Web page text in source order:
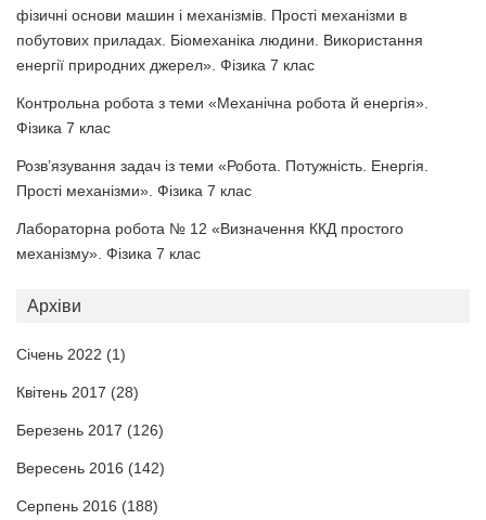
фізичні основи машин і механізмів. Прості механізми в
побутових приладах. Біомеханіка людини. Використання
енергії природних джерел». Фізика 7 клас
Контрольна робота з теми «Механічна робота й енергія».
Фізика 7 клас
Розв’язування задач із теми «Робота. Потужність. Енергія.
Прості механізми». Фізика 7 клас
Лабораторна робота № 12 «Визначення ККД простого
механізму». Фізика 7 клас
Архіви
Січень 2022 (1)
Квітень 2017 (28)
Березень 2017 (126)
Вересень 2016 (142)
Серпень 2016 (188)